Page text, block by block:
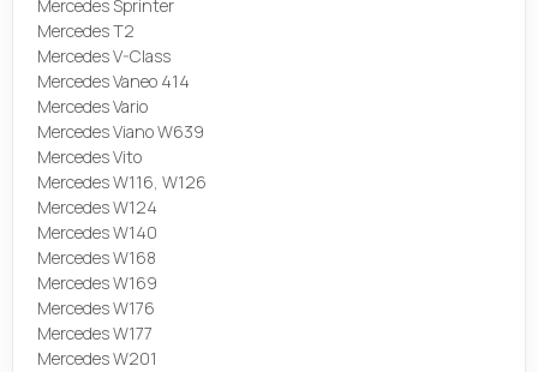
Mercedes Sprinter
Mercedes T2
Mercedes V-Class
Mercedes Vaneo 414
Mercedes Vario
Mercedes Viano W639
Mercedes Vito
Mercedes W116, W126
Mercedes W124
Mercedes W140
Mercedes W168
Mercedes W169
Mercedes W176
Mercedes W177
Mercedes W201